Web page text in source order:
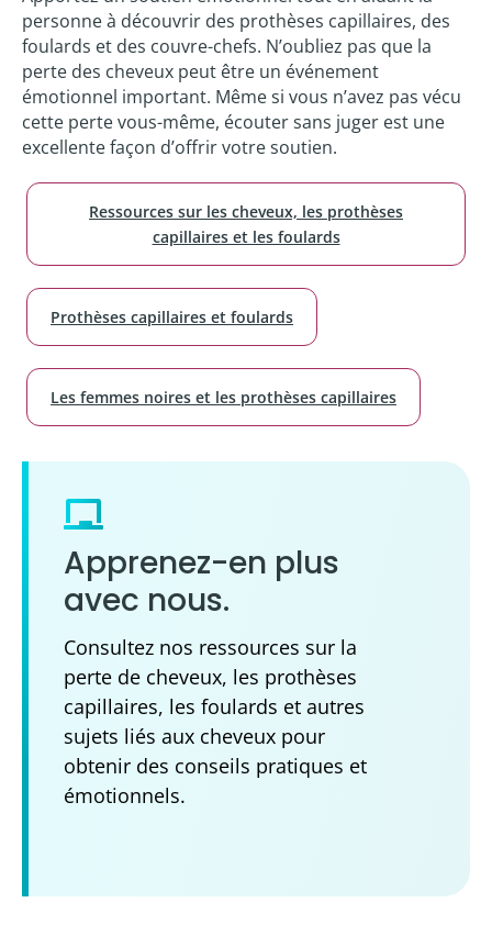
personne à découvrir des prothèses capillaires, des
foulards et des couvre-chefs. N’oubliez pas que la
perte des cheveux peut être un événement
émotionnel important. Même si vous n’avez pas vécu
cette perte vous-même, écouter sans juger est une
excellente façon d’offrir votre soutien.
Ressources sur les cheveux, les prothèses
capillaires et les foulards
Prothèses capillaires et foulards
Les femmes noires et les prothèses capillaires
Apprenez-en plus
avec nous.
Consultez nos ressources sur la
perte de cheveux, les prothèses
capillaires, les foulards et autres
sujets liés aux cheveux pour
obtenir des conseils pratiques et
émotionnels.